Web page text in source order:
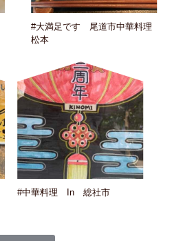
#大満足です 尾道市中華料理
松本
#中華料理 In 総社市